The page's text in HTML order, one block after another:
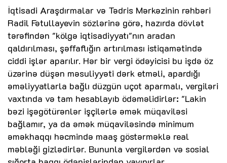
İqtisadi Araşdırmalar və Tədris Mərkəzinin rəhbəri
Radil Fətullayevin sözlərinə görə, hazırda dövlət
tərəfindən "kölgə iqtisadiyyatı"nın aradan
qaldırılması, şəffaflığın artırılması istiqamətində
ciddi işlər aparılır. Hər bir vergi ödəyicisi bu işdə öz
üzərinə düşən məsuliyyəti dərk etməli, apardığı
əməliyyatlarla bağlı düzgün uçot aparmalı, vergiləri
vaxtında və tam hesablayıb ödəməlidirlər: "Lakin
bəzi işəgötürənlər işçilərlə əmək müqaviləsi
bağlamır, ya da əmək müqaviləsində minimum
əməkhaqqı həcmində maaş göstərməklə real
məbləği gizlədirlər. Bununla vergilərdən və sosial